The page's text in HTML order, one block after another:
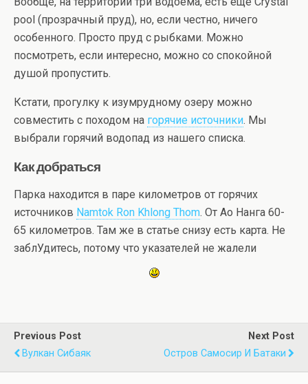
pool (прозрачный пруд), но, если честно, ничего
особенного. Просто пруд с рыбками. Можно
посмотреть, если интересно, можно со спокойной
душой пропустить.
Кстати, прогулку к изумрудному озеру можно
совместить с походом на горячие источники. Мы
выбрали горячий водопад из нашего списка.
Как добраться
Парка находится в паре километров от горячих
источников Namtok Ron Khlong Thom. От Ао Нанга 60-
65 километров. Там же в статье снизу есть карта. Не
заблУдитесь, потому что указателей не жалели
Previous Post
Вулкан Сибаяк
Next Post
Остров Самосир И Батаки